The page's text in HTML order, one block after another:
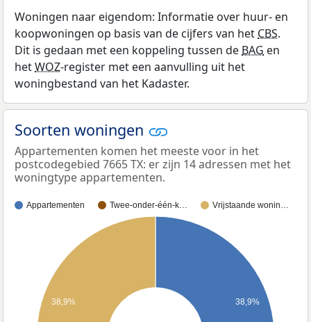
Woningen naar eigendom: Informatie over huur- en
koopwoningen op basis van de cijfers van het CBS.
Dit is gedaan met een koppeling tussen de BAG en
hetWOZ-register met een aanvulling uit het
woningbestand van het Kadaster.
Soorten woningen
Appartementen komen het meeste voor in het
postcodegebied 7665 TX: er zijn 14 adressen met het
woningtype appartementen.
Appartementen Twee-onder-één-k… Vrijstaande wonin…
38,9%
38,9%